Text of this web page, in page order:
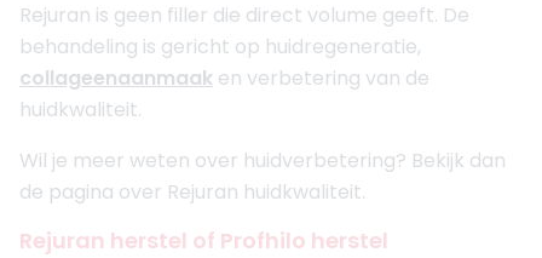
Rejuran is geen filler die direct volume geeft. De
behandeling is gericht op huidregeneratie,
collageenaanmaak en verbetering van de
huidkwaliteit.
Wil je meer weten over huidverbetering? Bekijk dan
de pagina over Rejuran huidkwaliteit.
Rejuran herstel of Profhilo herstel